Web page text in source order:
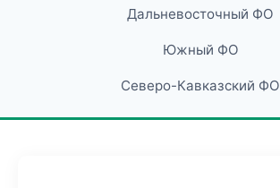
Дальневосточный ФО
Южный ФО
Северо-Кавказский ФО